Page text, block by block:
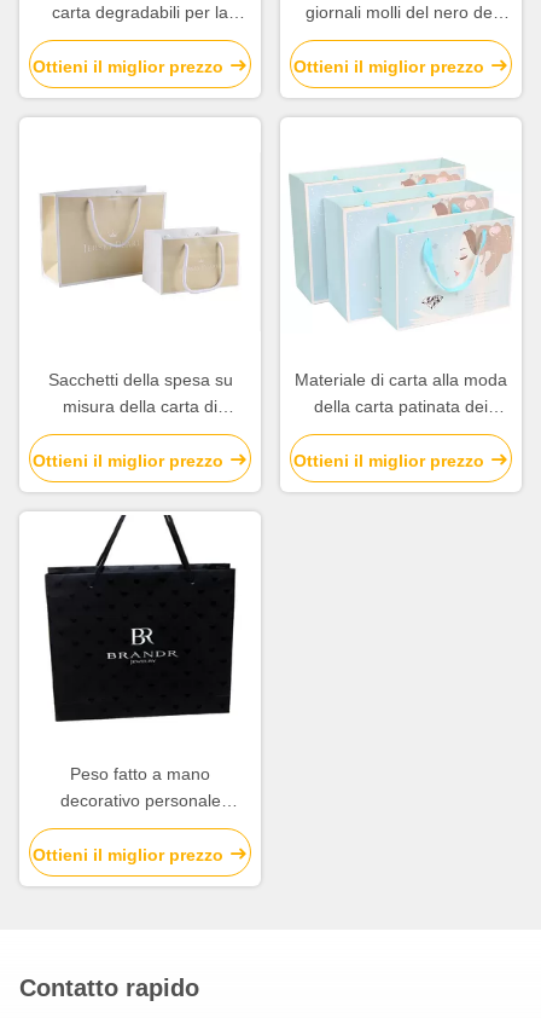
carta degradabili per la
pubblicità/promozione/drogheria
Ottieni il miglior prezzo
giornali molli del nero del
bordo, regalo riciclato
insacca la varia forma
disponibile
Ottieni il miglior prezzo
Sacchetti della spesa su
misura della carta di
dimensione con la maniglia
di seta della metropolitana
cerchio/del nastro
Ottieni il miglior prezzo
Materiale di carta alla moda
della carta patinata dei
sacchetti della spesa
qualsiasi logo disponibile
Ottieni il miglior prezzo
Peso fatto a mano
decorativo personale
immaginazione 5KG del
carico massimo delle borse
di distributore di giornali
Ottieni il miglior prezzo
Contatto rapido